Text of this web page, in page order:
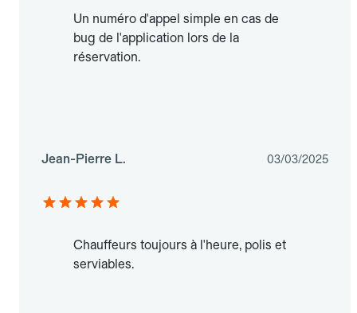
Un numéro d'appel simple en cas de
bug de l'application lors de la
réservation.
Jean-Pierre L. 03/03/2025
Chauffeurs toujours à l'heure, polis et
serviables.